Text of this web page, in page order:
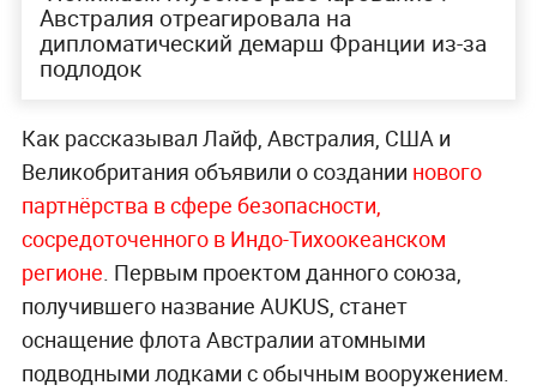
Австралия отреагировала на
дипломатический демарш Франции из-за
подлодок
Как рассказывал Лайф, Австралия, США и
Великобритания объявили о создании нового
партнёрства в сфере безопасности,
сосредоточенного в Индо-Тихоокеанском
регионе. Первым проектом данного союза,
получившего название AUKUS, станет
оснащение флота Австралии атомными
подводными лодками с обычным вооружением.